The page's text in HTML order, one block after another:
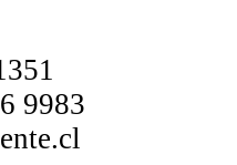
9983